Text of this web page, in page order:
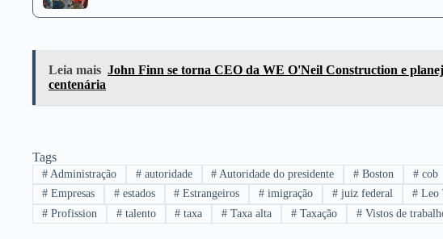
Leia mais John Finn se torna CEO da WE O'Neil Construction e
centenária
Tags
#Administração #autoridade # Autoridade do presidente # Boston # cob
#Empresas #estados # Estrangeiros # imigração # juiz federal #Leo
#Profission #talento # taxa # Taxa alta # Taxação #Vistos de